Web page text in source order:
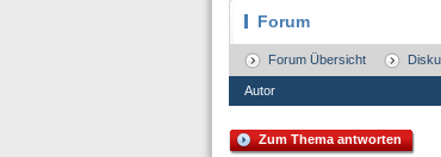
Forum
Forum Übersicht
Autor
Zum Thema antworten